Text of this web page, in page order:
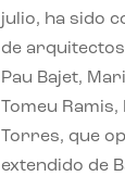
julio, ha sido
de
Pau Bajet,
Tomeu
Torres, que
extendido de